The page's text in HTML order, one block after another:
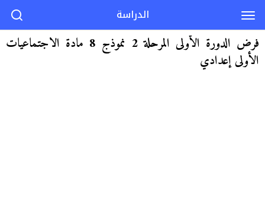
فرض الدورة الأولى المرحلة 2 نموذج 8 مادة الاجتماعيات
الأولى إعدادي
الدراسة